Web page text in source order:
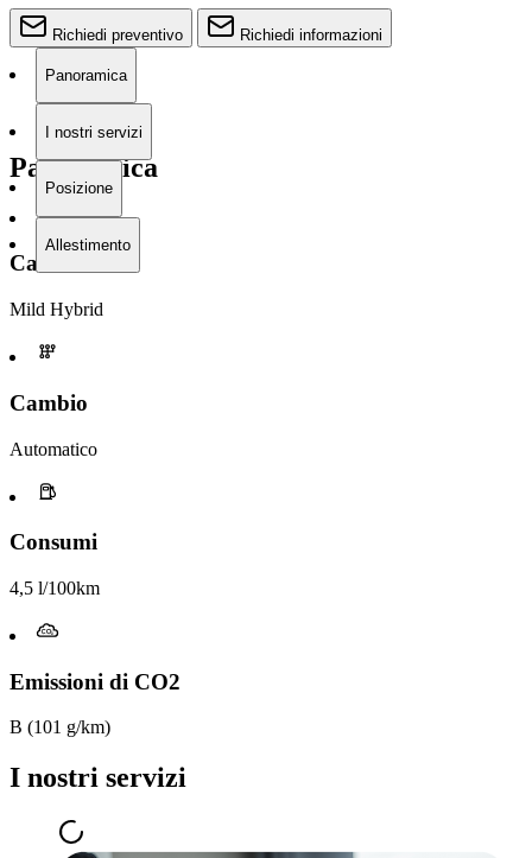
Richiedi preventivo Richiedi informazioni
Panoramica
I nostri servizi
Posizione
Allestimento
Panoramica
Carburante
Mild Hybrid
Cambio
Automatico
Consumi
4,5 l/100km
Emissioni di CO2
B (101 g/km)
I nostri servizi